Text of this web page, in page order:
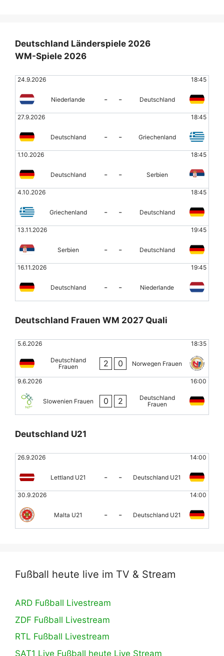
Deutschland Länderspiele 2026
WM-Spiele 2026
24.9.2026 18:45
Niederlande - - Deutschland
27.9.2026 18:45
Deutschland - - Griechenland
1.10.2026 18:45
Deutschland - - Serbien
4.10.2026 18:45
Griechenland - - Deutschland
13.11.2026 19:45
Serbien - - Deutschland
16.11.2026 19:45
Deutschland - - Niederlande
Deutschland Frauen WM 2027 Quali
5.6.2026 18:35
Deutschland
Frauen
2 0 Norwegen Frauen
9.6.2026 16:00
Slowenien Frauen 0 2
Deutschland
Frauen
Deutschland U21
26.9.2026 14:00
Lettland U21 - - Deutschland U21
30.9.2026 14:00
Malta U21 - - Deutschland U21
Fußball heute live im TV & Stream
ARD Fußball Livestream
ZDF Fußball Livestream
RTL Fußball Livestream
SAT1 Live Fußball heute Live Stream